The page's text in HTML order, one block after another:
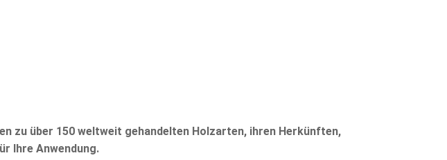
zu über 150 weltweit gehandelten Holzarten, ihren Herkünften,
Ihre Anwendung.